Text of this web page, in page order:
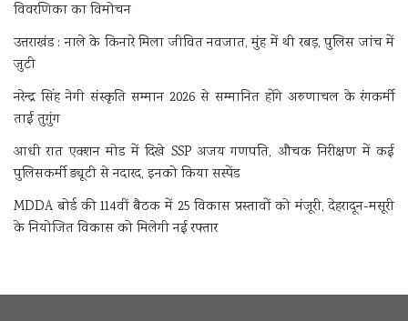
विवरणिका का विमोचन
उत्तराखंड : नाले के किनारे मिला जीवित नवजात, मुंह में थी रबड़, पुलिस जांच में
जुटी
नरेन्द्र सिंह नेगी संस्कृति सम्मान 2026 से सम्मानित होंगे अरुणाचल के रंगकर्मी
ताई तुगुंग
आधी रात एक्शन मोड में दिखे SSP अजय गणपति, औचक निरीक्षण में कई
पुलिसकर्मी ड्यूटी से नदारद, इनको किया सस्पेंड
MDDA बोर्ड की 114वीं बैठक में 25 विकास प्रस्तावों को मंजूरी, देहरादून-मसूरी
के नियोजित विकास को मिलेगी नई रफ्तार